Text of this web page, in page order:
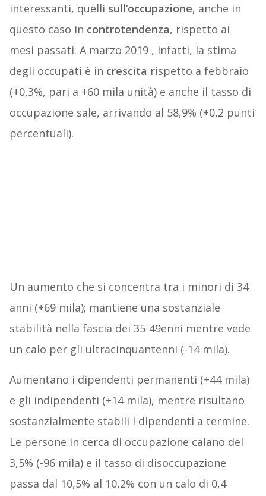
interessanti, quelli sull’occupazione, anche in
questo caso in controtendenza, rispetto ai
mesi passati. A marzo 2019 , infatti, la stima
degli occupati è in crescita rispetto a febbraio
(+0,3%, pari a +60 mila unità) e anche il tasso di
occupazione sale, arrivando al 58,9% (+0,2 punti
percentuali).
Un aumento che si concentra tra i minori di 34
anni (+69 mila); mantiene una sostanziale
stabilità nella fascia dei 35-49enni mentre vede
un calo per gli ultracinquantenni (-14 mila).
Aumentano i dipendenti permanenti (+44 mila)
e gli indipendenti (+14 mila), mentre risultano
sostanzialmente stabili i dipendenti a termine.
Le persone in cerca di occupazione calano del
3,5% (-96 mila) e il tasso di disoccupazione
passa dal 10,5% al 10,2% con un calo di 0,4